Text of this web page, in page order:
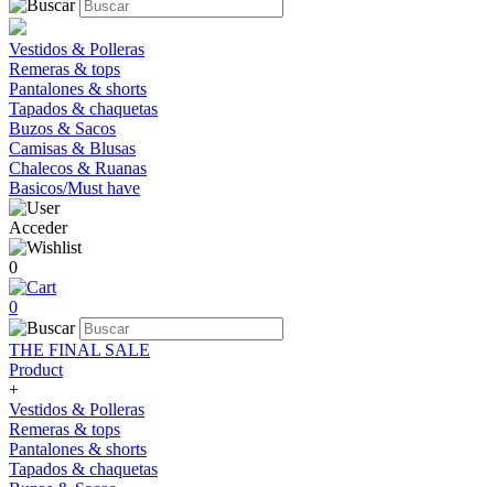
Vestidos & Polleras
Remeras & tops
Pantalones & shorts
Tapados & chaquetas
Buzos & Sacos
Camisas & Blusas
Chalecos & Ruanas
Basicos/Must have
Acceder
0
0
THE FINAL SALE
Product
+
Vestidos & Polleras
Remeras & tops
Pantalones & shorts
Tapados & chaquetas